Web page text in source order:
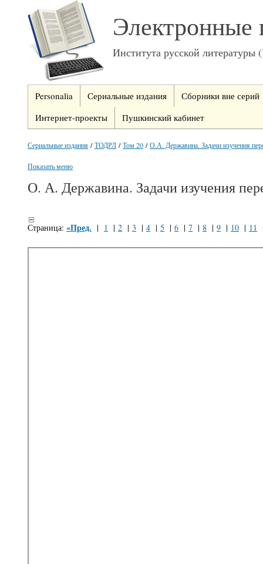
Электронные
Института русской
Personalia Сериальные издания
Сборники вне серий
Интернет-проекты
Пушкинский кабинет
Сериальные издания /ТОДРЛ /Том 20 /О.А. Державина. Задачи изучения
Показать меню
О. А. Державина. Задачи изучения
Страница: «Пред. | 1 | 2 | 3 | 4 | 5 | 6 | 7 | 8 | 9 | 10 | 11